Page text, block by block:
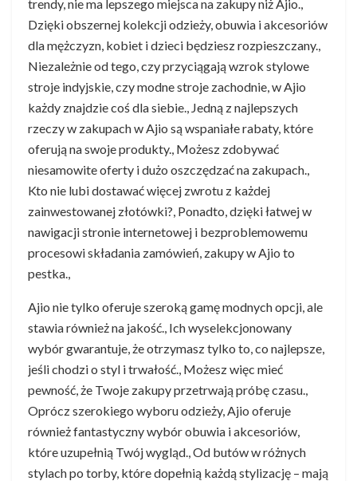
trendy, nie ma lepszego miejsca na zakupy niż Ajio.,
Dzięki obszernej kolekcji odzieży, obuwia i akcesoriów
dla mężczyzn, kobiet i dzieci będziesz rozpieszczany.,
Niezależnie od tego, czy przyciągają wzrok stylowe
stroje indyjskie, czy modne stroje zachodnie, w Ajio
każdy znajdzie coś dla siebie., Jedną z najlepszych
rzeczy w zakupach w Ajio są wspaniałe rabaty, które
oferują na swoje produkty., Możesz zdobywać
niesamowite oferty i dużo oszczędzać na zakupach.,
Kto nie lubi dostawać więcej zwrotu z każdej
zainwestowanej złotówki?, Ponadto, dzięki łatwej w
nawigacji stronie internetowej i bezproblemowemu
procesowi składania zamówień, zakupy w Ajio to
pestka.,
Ajio nie tylko oferuje szeroką gamę modnych opcji, ale
stawia również na jakość., Ich wyselekcjonowany
wybór gwarantuje, że otrzymasz tylko to, co najlepsze,
jeśli chodzi o styl i trwałość., Możesz więc mieć
pewność, że Twoje zakupy przetrwają próbę czasu.,
Oprócz szerokiego wyboru odzieży, Ajio oferuje
również fantastyczny wybór obuwia i akcesoriów,
które uzupełnią Twój wygląd., Od butów w różnych
stylach po torby, które dopełnią każdą stylizację – mają